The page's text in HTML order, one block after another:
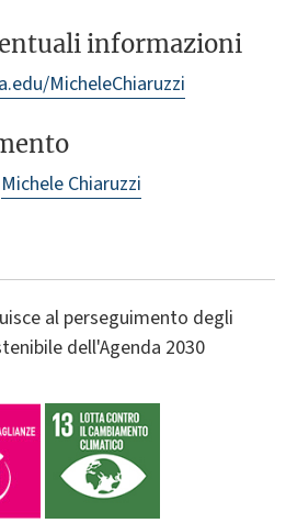
informazioni
MicheleChiaruzzi
Michele Chiaruzzi
al perseguimento degli
dell'Agenda 2030